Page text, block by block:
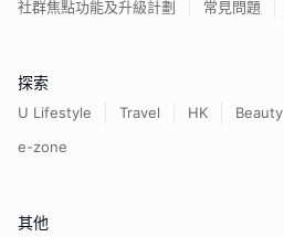
社群焦點功能及升級計劃
常見問題
探索
U Lifestyle Travel HK Beauty
e-zone
其他